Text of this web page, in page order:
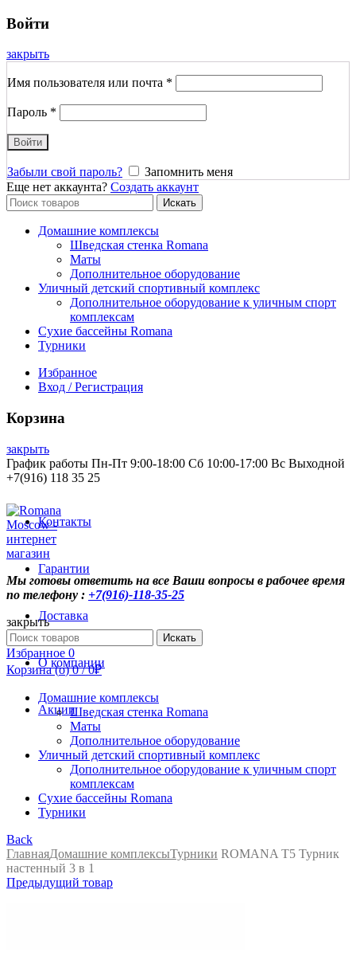
Войти
закрыть
Имя пользователя или почта *
Пароль *
Войти
Забыли свой пароль?
Запомнить меня
Еще нет аккаунта? Создать аккаунт
Search
for:
Искать
Домашние комплексы
Шведская стенка Romana
Маты
Дополнительное оборудование
Уличный детский спортивный комплекс
Дополнительное оборудование к уличным спорт
комплексам
Сухие бассейны Romana
Турники
Избранное
Вход / Регистрация
Корзина
закрыть
График работы Пн-Пт 9:00-18:00 Сб 10:00-17:00 Вс Выходной
+7(916) 118 35 25
Контакты
Гарантии
Доставка
О компании
Акции
Мы готовы ответить на все Ваши вопросы в рабочее время
по телефону : +7(916)-118-35-25
закрыть
Search
for:
Искать
Избранное 0
Корзина (o) 0 / 0₽
Домашние комплексы
Шведская стенка Romana
Маты
Дополнительное оборудование
Уличный детский спортивный комплекс
Дополнительное оборудование к уличным спорт
комплексам
Сухие бассейны Romana
Турники
Back
ГлавнаяДомашние комплексыТурники ROMANA T5 Турник
настенный 3 в 1
Предыдущий товар